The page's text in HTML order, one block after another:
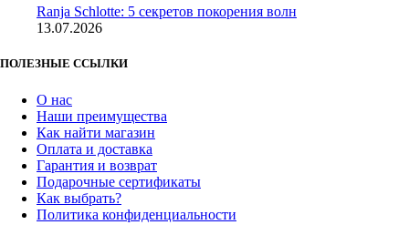
Ranja Schlotte: 5 секретов покорения волн
13.07.2026
ПОЛЕЗНЫЕ ССЫЛКИ
О нас
Наши преимущества
Как найти магазин
Оплата и доставка
Гарантия и возврат
Подарочные сертификаты
Как выбрать?
Политика конфиденциальности